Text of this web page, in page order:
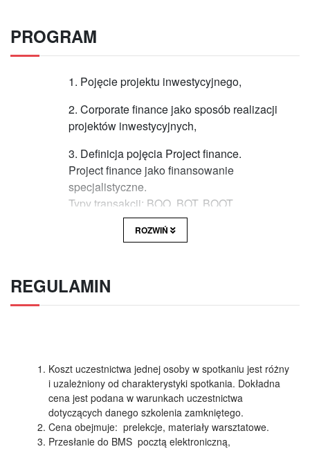
Adresaci szkolenia:
finansowych przedsiębiorstw odpowiedzialni za przygotowanie
projektów inwestycyjnych i ich realizację oraz za kontakty z
instytucjami finansowymi.
PROGRAM
1. Pojęcie projektu inwestycyjnego,
2. Corporate finance jako sposób realizacji
projektów inwestycyjnych,
3. Definicja pojęcia Project finance.
Project finance jako finansowanie
specjalistyczne.
Typy transakcji: BOO, BOT, BOOT.
Project finance w polskich regulacjach
5. Korzyści z „project finance” dla instytucji
finansowej i dla korporacji.
7. Uczestnicy transakcji „project finance”.
8. Rodzaje ryzyk towarzyszących projektom
inwestycyjnym i sposoby zarządzania tymi
ryzykami.
ROZWIŃ
REGULAMIN
Koszt uczestnictwa jednej osoby w spotkaniu jest różny
i uzależniony od charakterystyki spotkania. Dokładna
cena jest podana w warunkach uczestnictwa
dotyczących danego szkolenia zamkniętego.
Cena obejmuje: prelekcje, materiały warsztatowe.
Przesłanie do BMS pocztą elektroniczną,